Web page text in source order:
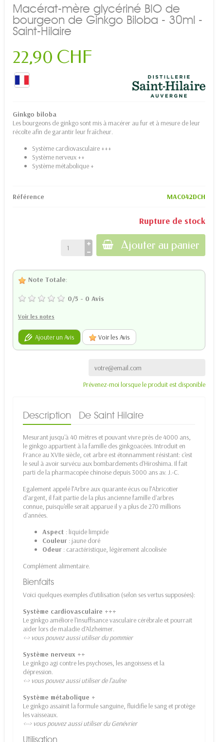
Macérat-mère glycériné BIO de
bourgeon de Ginkgo Biloba - 30ml -
Saint-Hilaire
22,90 CHF
Ginkgo biloba
Les bourgeons de ginkgo sont mis à macérer au fur et à mesure de leur
récolte afin de garantir leur fraîcheur.
Système cardiovasculaire +++
Système nerveux ++
Système métabolique +
Référence MAC042DCH
Rupture de stock
Ajouter au panier
Note Totale:
0/5 - 0 Avis
Voir les notes
Ajouter un Avis Voir les Avis
Prévenez-moi lorsque le produit est disponible
Description De Saint Hilaire
Mesurant jusqu'à 40 mètres et pouvant vivre près de 4000 ans,
le ginkgo appartient à la famille des ginkgoacées. Introduit en
France au XVIIe siècle, cet arbre est étonnamment résistant: c'est
le seul à avoir survécu aux bombardements d'Hiroshima. Il fait
parti de la pharmacopée chinoise depuis 3000 ans av. J.-C.
Egalement appelé l’Arbre aux quarante écus ou l’Abricotier
d'argent, il fait partie de la plus ancienne famille d'arbres
connue, puisqu'elle serait apparue il y a plus de 270 millions
d'années.
Aspect : liquide limpide
Couleur : jaune doré
Odeur : caractéristique, légèrement alcoolisée
Complément alimentaire.
Bienfaits
Voici quelques exemples d'utilisation (selon ses vertus supposées):
Système cardiovasculaire +++
Le ginkgo améliore l'insuffisance vasculaire cérébrale et pourrait
aider lors de maladie d'Alzheimer.
<-> vous pouvez aussi utiliser du pommier
Système nerveux ++
Le ginkgo agi contre les psychoses, les angoissess et la
dépression.
<-> vous pouvez aussi utiliser de l'aulne
Système métabolique +
Le ginkgo assainit la formule sanguine, fluidifie le sang et protège
les vaisseaux.
<--> vous pouvez aussi utiliser du Genévrier
Utilisation